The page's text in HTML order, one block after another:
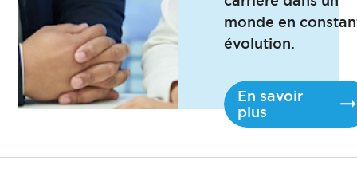
monde en
évolution.
En savoir
plus